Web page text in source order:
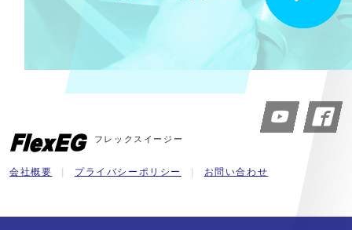
フレックスイージー
会社概要 プライバシーポリシー お問い合わせ